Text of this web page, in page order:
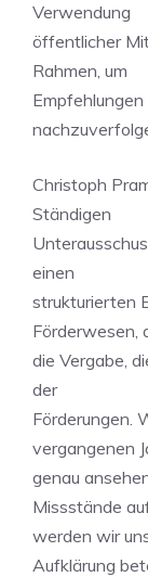
Verwendung
öffentlicher
Rahmen, um
Christoph
Ständigen
einen
strukturierten
Förderwesen,
die Vergabe,
der
Förderungen.
vergangenen
genau
Missstände
werden wir
Aufklärung